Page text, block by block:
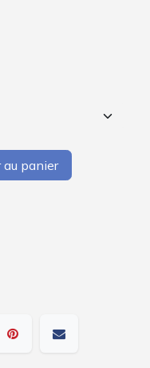
au panier